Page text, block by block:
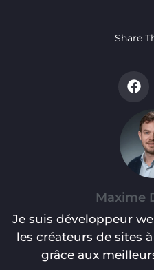
Share
Maxime
Je suis développeur
les créateurs de sites
grâce aux